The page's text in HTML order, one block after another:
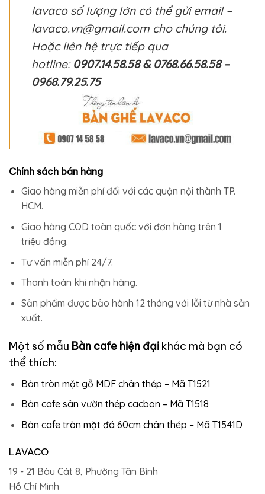
lavaco số lượng lớn có thể gửi email –
lavaco.vn@gmail.com cho chúng tôi.
Hoặc liên hệ trực tiếp qua
hotline: 0907.14.58.58 & 0768.66.58.58 –
0968.79.25.75
Chính sách bán hàng
Giao hàng miễn phí đối với các quận nội thành TP.
HCM.
Giao hàng COD toàn quốc với đơn hàng trên 1
triệu đồng.
Tư vấn miễn phí 24/7.
Thanh toán khi nhận hàng.
Sản phẩm được bảo hành 12 tháng với lỗi từ nhà sản
xuất.
Một số mẫu Bàn cafe hiện đại khác mà bạn có
thể thích:
Bàn tròn mặt gỗ MDF chân thép – Mã T1521
Bàn cafe sân vườn thép cacbon – Mã T1518
Bàn cafe tròn mặt đá 60cm chân thép – Mã T1541D
LAVACO
19 - 21 Bàu Cát 8, Phường Tân Bình
Hồ Chí Minh